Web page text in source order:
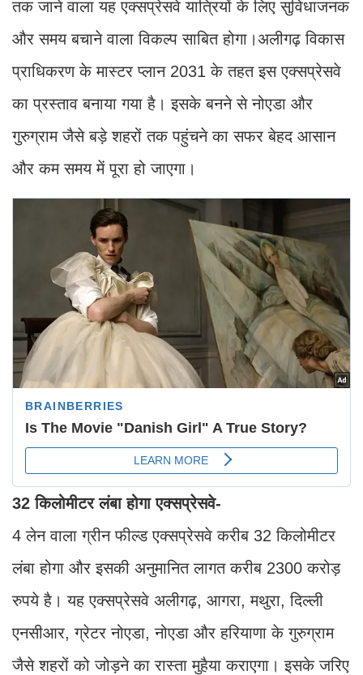
तक जाने वाला यह एक्सप्रेसवे यात्रियों के लिए सुविधाजनक
और समय बचाने वाला विकल्प साबित होगा।अलीगढ़ विकास
प्राधिकरण के मास्टर प्लान 2031 के तहत इस एक्सप्रेसवे
का प्रस्ताव बनाया गया है। इसके बनने से नोएडा और
गुरुग्राम जैसे बड़े शहरों तक पहुंचने का सफर बेहद आसान
और कम समय में पूरा हो जाएगा।
32 किलोमीटर लंबा होगा एक्सप्रेसवे-
4 लेन वाला ग्रीन फील्ड एक्सप्रेसवे करीब 32 किलोमीटर
लंबा होगा और इसकी अनुमानित लागत करीब 2300 करोड़
रुपये है। यह एक्सप्रेसवे अलीगढ़, आगरा, मथुरा, दिल्ली
एनसीआर, ग्रेटर नोएडा, नोएडा और हरियाणा के गुरुग्राम
जैसे शहरों को जोड़ने का रास्ता मुहैया कराएगा। इसके जरिए